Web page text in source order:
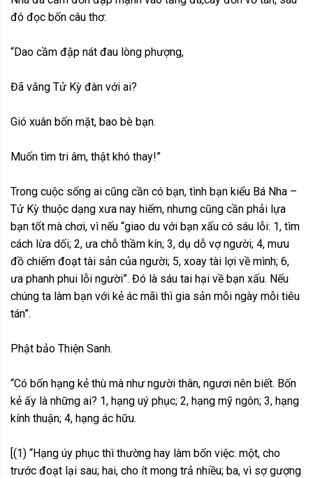
đó đọc bốn câu thơ:
“Dao cầm đập nát đau lòng phượng,
Đã vắng Tử Kỳ đàn với ai?
Gió xuân bốn mặt, bao bè bạn.
Muốn tìm tri âm, thật khó thay!”
Trong cuộc sống ai cũng cần có bạn, tình bạn kiểu Bá Nha –
Tử Kỳ thuộc dạng xưa nay hiếm, nhưng cũng cần phải lựa
bạn tốt mà chơi, vì nếu “giao du với bạn xấu có sáu lỗi: 1, tìm
cách lừa dối; 2, ưa chỗ thầm kín; 3, dụ dỗ vợ người; 4, mưu
đồ chiếm đoạt tài sản của người; 5, xoay tài lợi về mình; 6,
ưa phanh phui lỗi người”. Đó là sáu tai hại về bạn xấu. Nếu
chúng ta làm bạn với kẻ ác mãi thì gia sản mỗi ngày mỗi tiêu
tán”.
Phật bảo Thiện Sanh.
“Có bốn hạng kẻ thù mà như người thân, ngươi nên biết. Bốn
kẻ ấy là những ai? 1, hạng uý phục; 2, hạng mỹ ngôn; 3, hạng
kính thuận; 4, hạng ác hữu.
[(1) “Hạng úy phục thì thường hay làm bốn việc: một, cho
trước đoạt lại sau; hai, cho ít mong trả nhiều; ba, vì sợ gượng